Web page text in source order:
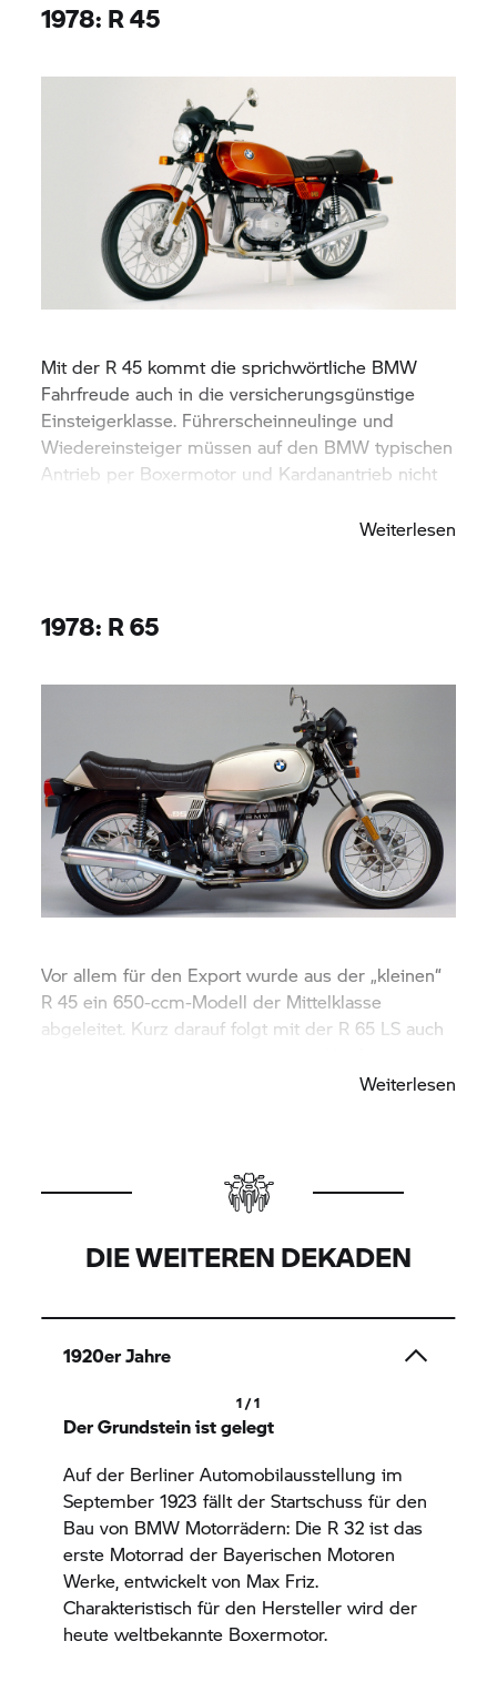
1978: R 45
Mit der R 45 kommt die sprichwörtliche BMW
Fahrfreude auch in die versicherungsgünstige
Einsteigerklasse. Führerscheinneulinge und
Wiedereinsteiger müssen auf den BMW typischen
Antrieb per Boxermotor und Kardanantrieb nicht
Weiterlesen
1978: R 65
Vor allem für den Export wurde aus der „kleinen“
R 45 ein 650-ccm-Modell der Mittelklasse
abgeleitet. Kurz darauf folgt mit der R 65 LS auch
Weiterlesen
DIE WEITEREN DEKADEN
1920er Jahre
1 / 1
Der Grundstein ist gelegt
Auf der Berliner Automobilausstellung im
September 1923 fällt der Startschuss für den
Bau von BMW Motorrädern: Die R 32 ist das
erste Motorrad der Bayerischen Motoren
Werke, entwickelt von Max Friz.
Charakteristisch für den Hersteller wird der
heute weltbekannte Boxermotor.